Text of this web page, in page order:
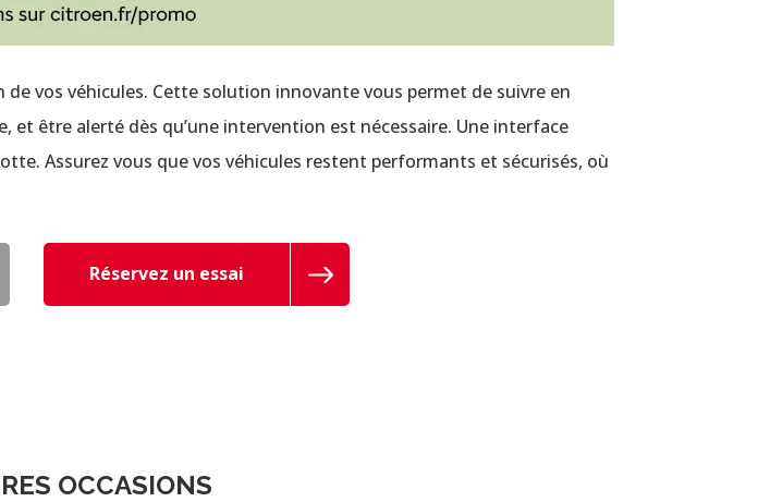
vos véhicules. Cette solution innovante vous permet de suivre en
et être alerté dès qu’une intervention est nécessaire. Une interface
Assurez vous que vos véhicules restent performants et sécurisés, où
Réservez un essai
OCCASIONS